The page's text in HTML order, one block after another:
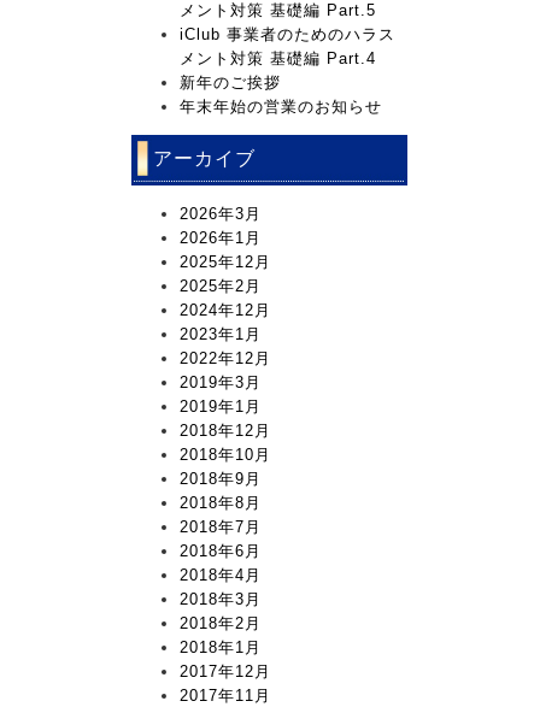
メント対策 基礎編 Part.5
iClub 事業者のためのハラス
メント対策 基礎編 Part.4
新年のご挨拶
年末年始の営業のお知らせ
アーカイブ
2026年3月
2026年1月
2025年12月
2025年2月
2024年12月
2023年1月
2022年12月
2019年3月
2019年1月
2018年12月
2018年10月
2018年9月
2018年8月
2018年7月
2018年6月
2018年4月
2018年3月
2018年2月
2018年1月
2017年12月
2017年11月